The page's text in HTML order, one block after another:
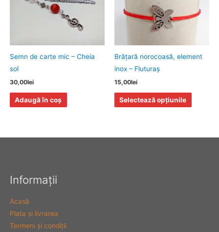
Semn de carte mic – Cheia
sol
30,00lei
Adaugă în coș
Brăţară norocoasă, element
inox – Fluturaş
15,00lei
Selectează opțiunile
mai
Opțiunile
Informaţii
Acasă
Plata şi livrarea
Termeni şi condiţii